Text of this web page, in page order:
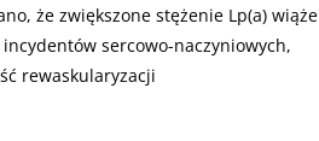
że zwiększone stężenie Lp(a) wiąże
sercowo-naczyniowych,
rewaskularyzacji